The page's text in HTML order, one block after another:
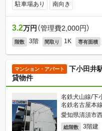
駐車場あり 南向き
3.2万円 （管理費2,000円）
階数 3階 間取り 1K 専有面積
マンション・アパート
下小田井
貸物件
名鉄犬山線/下
名鉄名古屋本
愛知県清須市
総階数 3階建